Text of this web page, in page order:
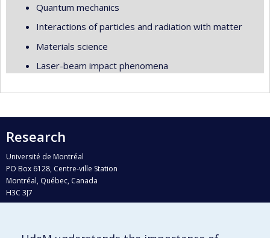
Quantum mechanics
Interactions of particles and radiation with matter
Materials science
Laser-beam impact phenomena
Research
Université de Montréal
PO Box 6128, Centre-ville Station
Montréal, Québec, Canada
H3C 3J7